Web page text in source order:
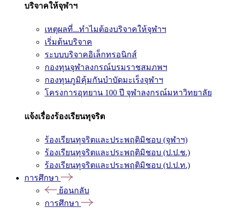
บริจาคให้จุฬาฯ
เหตุผลที่...ทำไมต้องบริจาคให้จุฬาฯ
เริ่มต้นบริจาค
ระบบบริจาคอิเล็กทรอนิกส์
กองทุนจุฬาลงกรณ์บรมราชสมภพฯ
กองทุนภูมิคุ้มกันบำบัดมะเร็งจุฬาฯ
โครงการอุทยาน 100 ปี จุฬาลงกรณ์มหาวิทยาลัย
แจ้งเรื่องร้องเรียนทุจริต
ร้องเรียนทุจริตและประพฤติมิชอบ (จุฬาฯ)
ร้องเรียนทุจริตและประพฤติมิชอบ (ป.ป.ช.)
ร้องเรียนทุจริตและประพฤติมิชอบ (ป.ป.ท.)
การศึกษา
ย้อนกลับ
การศึกษา